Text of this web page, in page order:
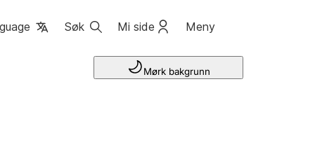
Søk Mi side Meny
Mørk bakgrunn